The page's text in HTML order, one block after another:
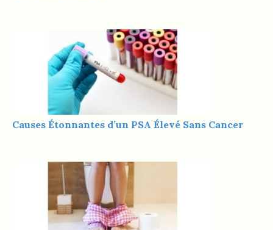
Causes Étonnantes d’un PSA Élevé Sans Cancer